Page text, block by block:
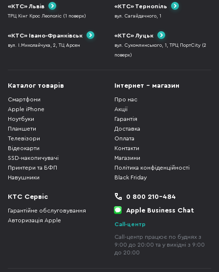
«КТС» Львів
ТРЦ Кінг Крос Леополіс (1 поверх)
«КТС» Тернопіль
вул. Сагайдачного, 1
«КТС» Івано-Франківськ
вул. І.Миколайчука, 2, ТЦ Арсен
«КТС» Луцьк
вул. Сухомлинського, 1, ТРЦ ПортCity (2
поверх)
Каталог товарів
Смартфони
Apple iPhone
Ноутбуки
Планшети
Телевізори
Відеокарти
SSD-накопичувачі
Принтери та БФП
Навушники
Інтернет - магазин
Про нас
Акції
Гарантія
Доставка
Оплата
Контакти
Магазини
Політика конфіденційності
Black Friday
КТС Сервіс
Гарантійне обслуговування
Авторизація Apple
0 800 210-484
Apple Business Chat
Call-центр
Call-центр працює по буднях з
9:00 до 20:00 та у вихідні з 9:00
до 20:00